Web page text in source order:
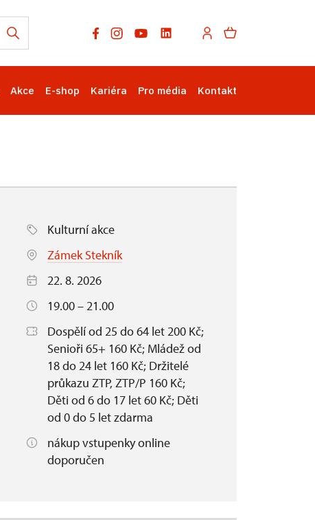
Akce E-shop Kariéra Pro média Kontakt
Kulturní akce
Zámek Stekník
22. 8. 2026
19.00 – 21.00
Dospělí od 25 do 64 let 200 Kč;
Senioři 65+ 160 Kč; Mládež od
18 do 24 let 160 Kč; Držitelé
průkazu ZTP, ZTP/P 160 Kč;
Děti od 6 do 17 let 60 Kč; Děti
od 0 do 5 let zdarma
nákup vstupenky online
doporučen